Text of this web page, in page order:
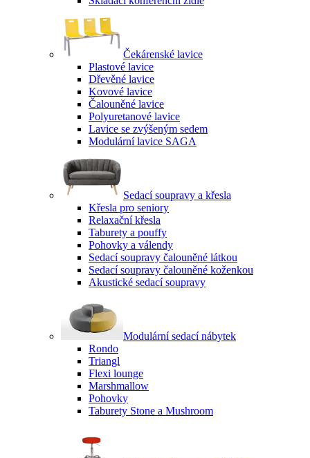
Čekárenské lavice
Plastové lavice
Dřevěné lavice
Kovové lavice
Čalouněné lavice
Polyuretanové lavice
Lavice se zvýšeným sedem
Modulární lavice SAGA
Sedací soupravy a křesla
Křesla pro seniory
Relaxační křesla
Taburety a pouffy
Pohovky a válendy
Sedací soupravy čalouněné látkou
Sedací soupravy čalouněné koženkou
Akustické sedací soupravy
Modulární sedací nábytek
Rondo
Triangl
Flexi lounge
Marshmallow
Pohovky
Taburety Stone a Mushroom